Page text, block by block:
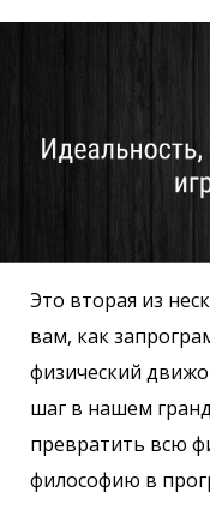
Это вторая из
вам, как
физический
шаг в нашем
превратить всю
философию в